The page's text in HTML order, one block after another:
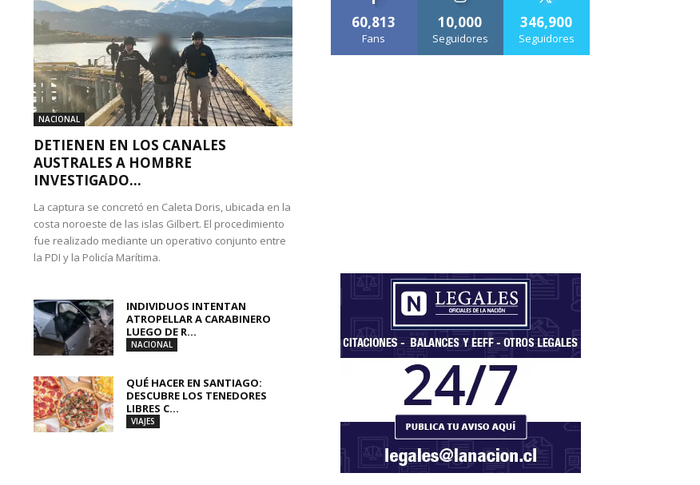
NACIONAL
DETIENEN EN LOS CANALES
AUSTRALES A HOMBRE
INVESTIGADO...
La captura se concretó en Caleta Doris, ubicada en la
costa noroeste de las islas Gilbert. El procedimiento
fue realizado mediante un operativo conjunto entre
la PDI y la Policía Marítima.
INDIVIDUOS INTENTAN
ATROPELLAR A CARABINERO
LUEGO DE R...
NACIONAL
QUÉ HACER EN SANTIAGO:
DESCUBRE LOS TENEDORES
LIBRES C...
VIAJES
60,813
Fans
10,000
Seguidores
346,900
Seguidores